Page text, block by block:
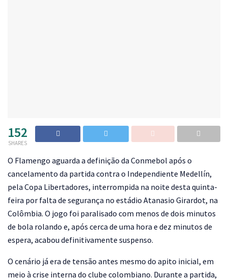
152
SHARES
O Flamengo aguarda a definição da Conmebol após o
cancelamento da partida contra o Independiente Medellín,
pela Copa Libertadores, interrompida na noite desta quinta-
feira por falta de segurança no estádio Atanasio Girardot, na
Colômbia. O jogo foi paralisado com menos de dois minutos
de bola rolando e, após cerca de uma hora e dez minutos de
espera, acabou definitivamente suspenso.
O cenário já era de tensão antes mesmo do apito inicial, em
meio à crise interna do clube colombiano. Durante a partida,